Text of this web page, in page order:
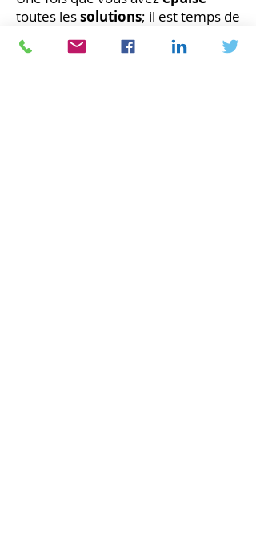
toutes lessolutions; il est temps de
faire appel à des firmes
spécialisées
qui s'occupent de la